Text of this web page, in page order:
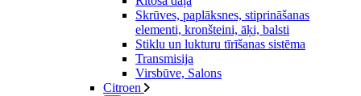
Skrūves, paplāksnes, stiprināšanas
elementi, kronšteini, āķi, balsti
Stiklu un lukturu tīrīšanas sistēma
Transmisija
Virsbūve, Salons
Citroen